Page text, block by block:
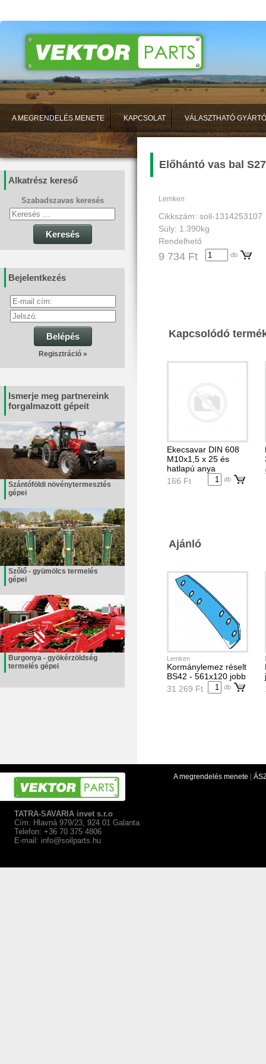
A MEGRENDELÉS MENETE KAPCSOLAT VÁLASZTHATÓ
Alkatrész kereső
Szabadszavas keresés
Keresés
Bejelentkezés
Belépés
Regisztráció »
Ismerje meg partnereink
forgalmazott gépeit
Szántóföldi növénytermesztés
gépei
Szőlő - gyümölcs termelés
gépei
Burgonya - gyökérzöldség
termelés gépei
Előhántó vas bal
Lemken
Cikkszám: soil-1314253107
Súly: 1.390kg
Rendelhető
9 734 Ft db
Kapcsolódó
Ekecsavar DIN 608
M10x1,5 x 25 és
hatlapú anya
166 Ft
db
Ajánló
Lemken
Kormánylemez réselt
BS42 - 561x120 jobb
31 269 Ft
db
TATRA-SAVARIA invet s.r.o
Cím: Hlavná 979/23, 924 01 Galanta
Telefon: +36 70 375 4806
E-mail: info@soilparts.hu
A megrendelés menete